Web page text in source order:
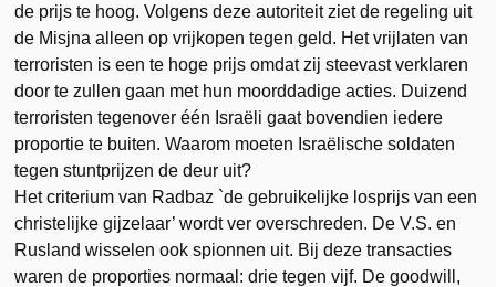
de prijs te hoog. Volgens deze autoriteit ziet de regeling uit
de Misjna alleen op vrijkopen tegen geld. Het vrijlaten van
terroristen is een te hoge prijs omdat zij steevast verklaren
door te zullen gaan met hun moorddadige acties. Duizend
terroristen tegenover één Israëli gaat bovendien iedere
proportie te buiten. Waarom moeten Israëlische soldaten
tegen stuntprijzen de deur uit?
Het criterium van Radbaz `de gebruikelijke losprijs van een
christelijke gijzelaar’ wordt ver overschreden. De V.S. en
Rusland wisselen ook spionnen uit. Bij deze transacties
waren de proporties normaal: drie tegen vijf. De goodwill,